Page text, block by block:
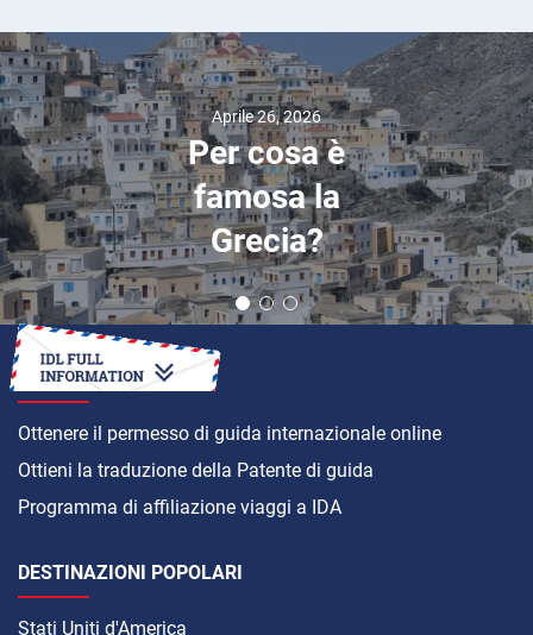
Aprile 26, 2026
Per cosa è
famosa la
Grecia?
COME
Ottenere il permesso di guida internazionale online
Ottieni la traduzione della Patente di guida
Programma di affiliazione viaggi a IDA
DESTINAZIONI POPOLARI
Stati Uniti d'America